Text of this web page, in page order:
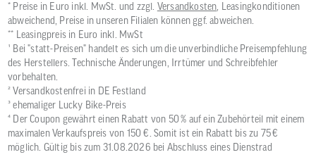
* Preise in Euro inkl. MwSt. und zzgl. Versandkosten, Leasingkonditionen
abweichend, Preise in unseren Filialen können ggf. abweichen.
** Leasingpreis in Euro inkl. MwSt
¹ Bei "statt-Preisen" handelt es sich um die unverbindliche Preisempfehlung
des Herstellers. Technische Änderungen, Irrtümer und Schreibfehler
vorbehalten.
² Versandkostenfrei in DE Festland
³ ehemaliger Lucky Bike-Preis
⁴ Der Coupon gewährt einen Rabatt von 50 % auf ein Zubehörteil mit einem
maximalen Verkaufspreis von 150 €. Somit ist ein Rabatt bis zu 75 €
möglich. Gültig bis zum 31.08.2026 bei Abschluss eines Dienstrad